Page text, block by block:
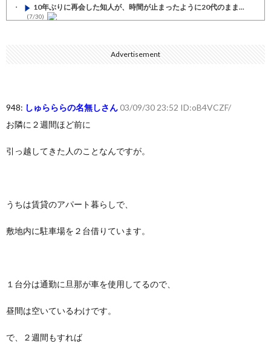
10年ぶりに再会した知人が、時間が止まったように20代のまま...
(7/30)
いきなり円高 (7/30)
(7/30)
Advertisement
948: しゅらららの名無しさん03/09/30 23:52 ID:oB4VCZF/
お隣に２週間ほど前に
引っ越してきた人のことなんですが。
うちは賃貸のアパート暮らしで、
敷地内に駐車場を２台借りています。
１台分は通勤に旦那が車を使用してるので、
昼間は空いているわけです。
で、２週間もすれば